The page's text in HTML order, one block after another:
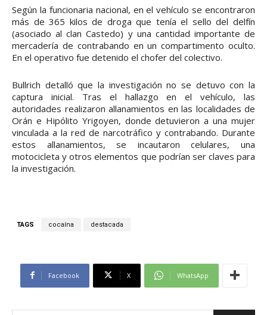
Según la funcionaria nacional, en el vehículo se encontraron
más de 365 kilos de droga que tenía el sello del delfín
(asociado al clan Castedo) y una cantidad importante de
mercadería de contrabando en un compartimento oculto.
En el operativo fue detenido el chofer del colectivo.
Bullrich detalló que la investigación no se detuvo con la
captura inicial. Tras el hallazgo en el vehículo, las
autoridades realizaron allanamientos en las localidades de
Orán e Hipólito Yrigoyen, donde detuvieron a una mujer
vinculada a la red de narcotráfico y contrabando. Durante
estos allanamientos, se incautaron celulares, una
motocicleta y otros elementos que podrían ser claves para
la investigación.
TAGS cocaína destacada
Facebook X WhatsApp